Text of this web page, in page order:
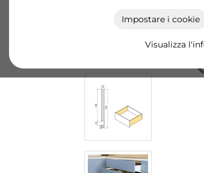
Impostare i cookie
Visualizza